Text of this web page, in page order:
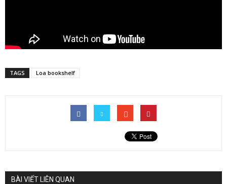
TAGS Loa bookshelf
BÀI VIẾT LIÊN QUAN